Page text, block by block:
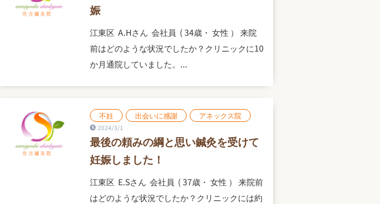
娠
江東区 A.Hさん 会社員 ( 34歳・ 女性 ） 来院
前はどのような状況でしたか？クリニックに10
か月通院していました。...
不妊 出会いに感謝 アネックス院
2024/3/1
最後の頼みの綱と思い鍼灸を受けて
妊娠しました！
江東区 E.Sさん 会社員 ( 37歳・ 女性 ） 来院前
はどのような状況でしたか？クリニックには約